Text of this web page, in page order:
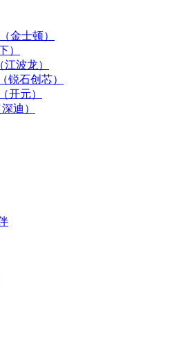
金士顿）
）
波龙）
锐石创芯）
开元）
迪）